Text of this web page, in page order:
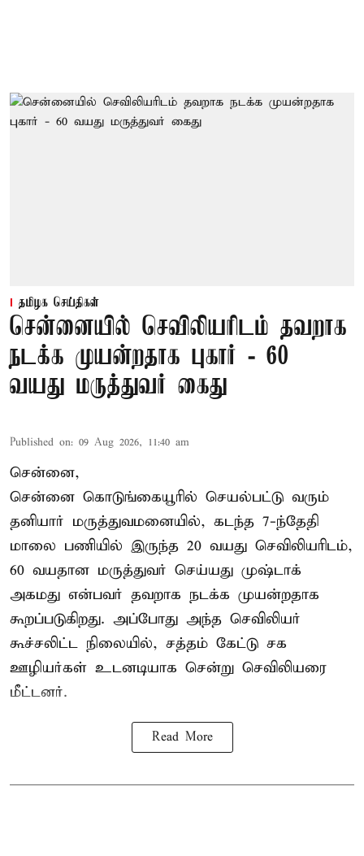
தமிழக செய்திகள்
சென்னையில் செவிலியரிடம் தவறாக
நடக்க முயன்றதாக புகார் - 60
வயது மருத்துவர் கைது
Published on: 09 Aug 2026, 11:40 am
சென்னை,
சென்னை கொடுங்கையூரில் செயல்பட்டு வரும்
தனியார் மருத்துவமனையில், கடந்த 7-ந்தேதி
மாலை பணியில் இருந்த 20 வயது செவிலியரிடம்,
60 வயதான மருத்துவர் செய்யது முஷ்டாக்
அகமது என்பவர் தவறாக நடக்க முயன்றதாக
கூறப்படுகிறது. அப்போது அந்த செவிலியர்
கூச்சலிட்ட நிலையில், சத்தம் கேட்டு சக
ஊழியர்கள் உடனடியாக சென்று செவிலியரை
மீட்டனர்.
Read More